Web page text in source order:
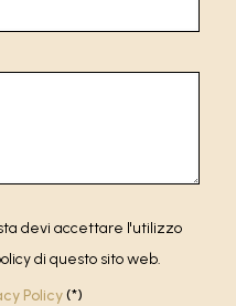
devi accettare l'utilizzo
di questo sito web.
Policy(*)